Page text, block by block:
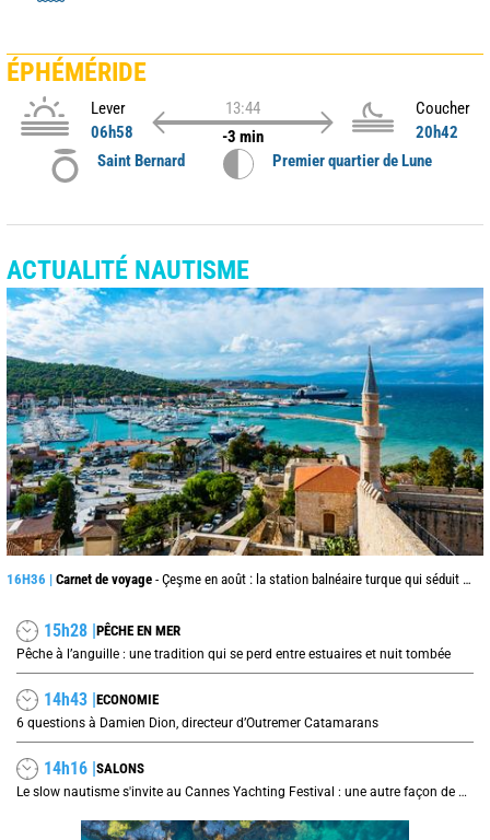
ÉPHÉMÉRIDE
Lever
06h58
13:44
-3 min
Coucher
20h42
Saint Bernard
Premier quartier de Lune
ACTUALITÉ NAUTISME
16H36 | Carnet de voyage - Çeşme en août : la station balnéaire turque qui séduit jusque de l’autre côté de la mer Égée
15h28 |PÊCHE EN MER
Pêche à l’anguille : une tradition qui se perd entre estuaires et nuit tombée
14h43 |ECONOMIE
6 questions à Damien Dion, directeur d’Outremer Catamarans
14h16 |SALONS
Le slow nautisme s'invite au Cannes Yachting Festival : une autre façon de naviguer prend le large